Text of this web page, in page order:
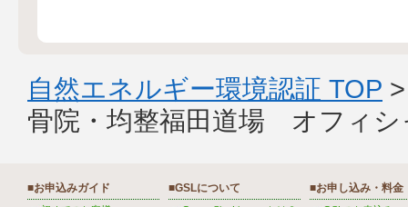
自然エネルギー環境認証 TOP
骨院・均整福田道場 オフィシ
■お申込みガイド ■GSLについて ■お申し込み・料金